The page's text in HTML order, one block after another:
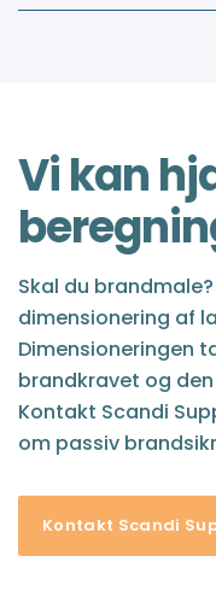
Vi kan
Skal du
dimensionering af
Dimensioneringen
brandkravet og
Kontakt Scandi
om passiv
Kontakt Scandi